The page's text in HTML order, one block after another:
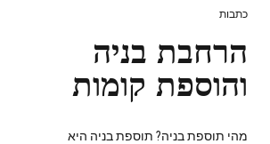
כתבות
הרחבת בניה
והוספת קומות
מהי תוספת בניה? תוספת בניה היא